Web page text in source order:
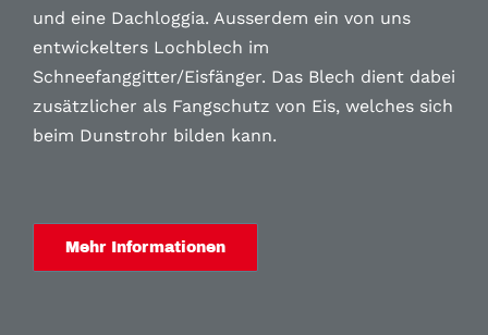
und eine Dachloggia. Ausserdem ein von uns
entwickelters Lochblech im
Schneefanggitter/Eisfänger. Das Blech dient dabei
zusätzlicher als Fangschutz von Eis, welches sich
beim Dunstrohr bilden kann.
Mehr Informationen